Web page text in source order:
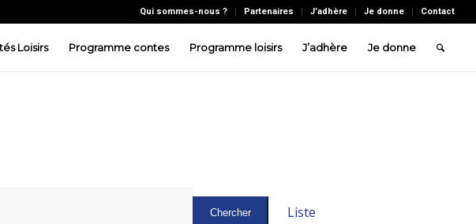
Qui sommes-nous ? Partenaires J’adhère Je donne Contact
Loisirs Programme contes Programme loisirs J’adhère Je donne
Chercher
de
Liste